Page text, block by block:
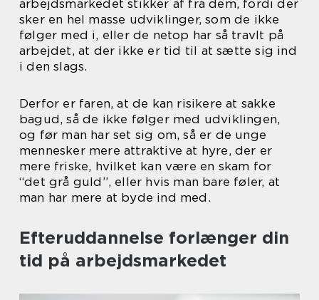
arbejdsmarkedet stikker af fra dem, fordi der
sker en hel masse udviklinger, som de ikke
følger med i, eller de netop har så travlt på
arbejdet, at der ikke er tid til at sætte sig ind
i den slags.
Derfor er faren, at de kan risikere at sakke
bagud, så de ikke følger med udviklingen,
og før man har set sig om, så er de unge
mennesker mere attraktive at hyre, der er
mere friske, hvilket kan være en skam for
“det grå guld”, eller hvis man bare føler, at
man har mere at byde ind med.
Efteruddannelse forlænger din
tid på arbejdsmarkedet